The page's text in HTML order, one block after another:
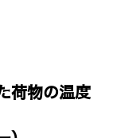
荷物の温度